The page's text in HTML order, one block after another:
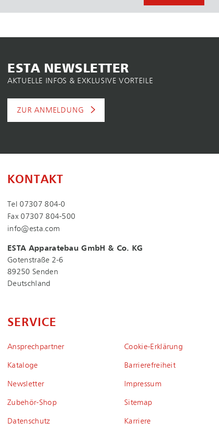
ESTA NEWSLETTER
AKTUELLE INFOS & EXKLUSIVE VORTEILE
ZUR ANMELDUNG
KONTAKT
Tel 07307 804-0
Fax 07307 804-500
info@esta.com
ESTA Apparatebau GmbH & Co. KG
Gotenstraße 2-6
89250 Senden
Deutschland
SERVICE
Ansprechpartner
Kataloge
Newsletter
Zubehör-Shop
Datenschutz
Coo­kie-Er­klä­rung
Bar­rie­re­frei­heit
Impressum
Sitemap
Karriere